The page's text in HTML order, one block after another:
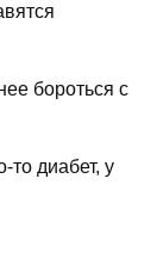
бороться с
то диабет, у